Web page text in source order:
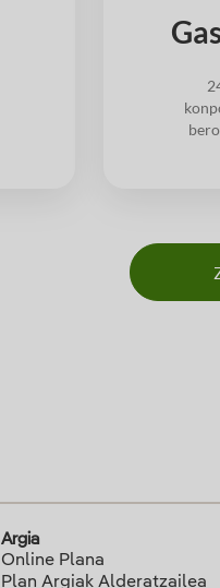
Argia
Online Plana
Plan Argiak Alderatzailea